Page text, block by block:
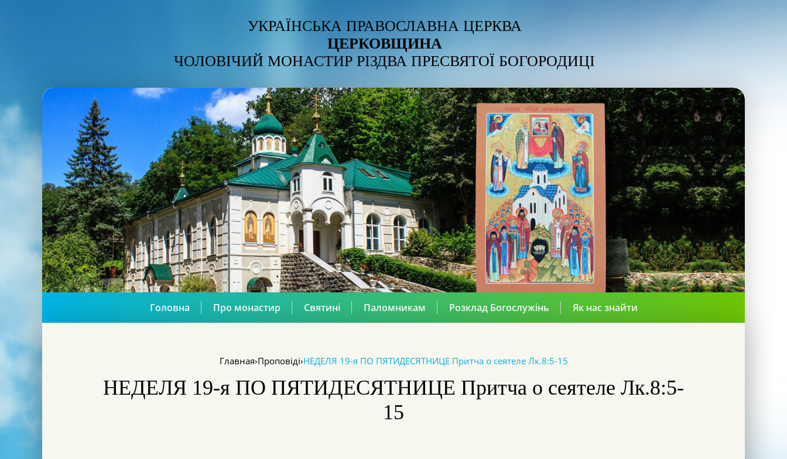
УКРАЇНСЬКА ПРАВОСЛАВНА ЦЕРКВА
ЦЕРКОВЩИНА
ЧОЛОВІЧИЙ МОНАСТИР РІЗДВА ПРЕСВЯТОЇ БОГОРОДИЦІ
Головна Про монастир Святині Паломникам Розклад Богослужінь Як нас знайти
Главная›Проповіді›НЕДЕЛЯ 19-я ПО ПЯТИДЕСЯТНИЦЕ Притча о сеятеле Лк.8:5-15
НЕДЕЛЯ 19-я ПО ПЯТИДЕСЯТНИЦЕ Притча о сеятеле Лк.8:5-
15